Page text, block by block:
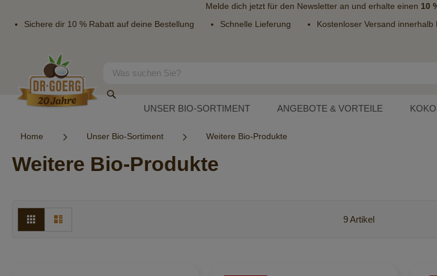
Melde dich jetzt für den Newsletteran und erhalte einen 10
Sichere dir 10 % Rabatt auf deine Bestellung
Schnelle Lieferung Kostenloser Versand
Inhalt
Suche
UNSER BIO-SORTIMENT ANGEBOTE & VORTEILE
Home Unser Bio-Sortiment Weitere Bio-Produkte
Weitere Bio-Produkte
Ansicht
als
Raster 9Artikel